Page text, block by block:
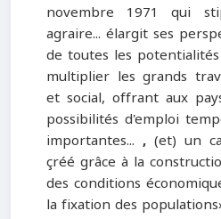
novembre 1971 qui
agraire... élargit ses
de toutes les
multiplier les grands
et social, offrant aux
possibilités d'emploi
importantes... , (et) un
çréé grâce à la
des conditions
la fixation des